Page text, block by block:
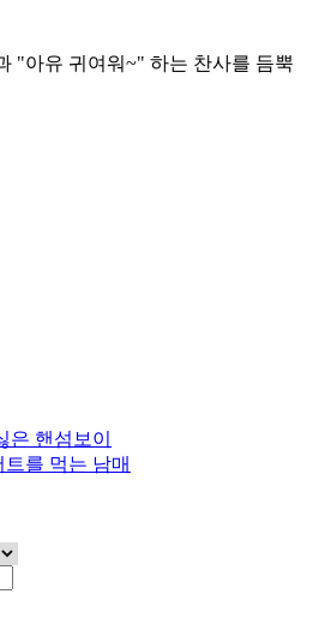
"아유 귀여워~" 하는 찬사를 듬뿍
은 핸섬보이
를 먹는 남매